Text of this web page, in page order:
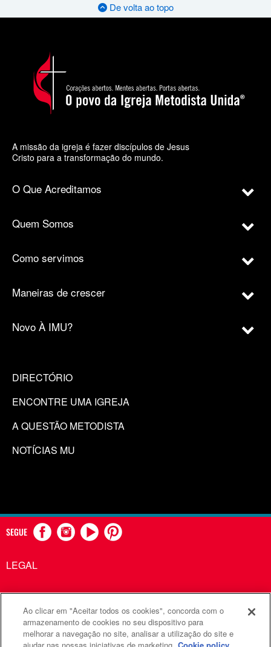
De volta ao topo
A missão da igreja é fazer discípulos de Jesus
Cristo para a transformação do mundo.
O Que Acreditamos
Quem Somos
Como servimos
Maneiras de crescer
Novo À IMU?
DIRECTÓRIO
ENCONTRE UMA IGREJA
A QUESTÃO METODISTA
NOTÍCIAS MU
SEGUE
LEGAL
Comunicações Metodistas Unidas é uma agência da Igreja
Metodista Unida
Ao clicar em "Aceitar todos os cookies", concorda com o
armazenamento de cookies no seu dispositivo para
melhorar a navegação no site, analisar a utilização do site e